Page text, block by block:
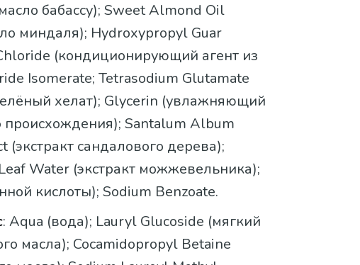
бабассу); Sweet Almond Oil
миндаля); Hydroxypropyl Guar
(кондиционирующий агент из
Isomerate; Tetrasodium Glutamate
хелат); Glycerin (увлажняющий
происхождения); Santalum Album
сандалового дерева);
Water (экстракт можжевельника);
кислоты); Sodium Benzoate.
: Aqua (вода); Lauryl Glucoside (мягкий
масла); Cocamidopropyl Betaine